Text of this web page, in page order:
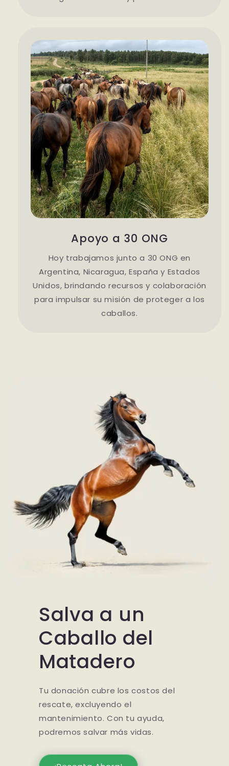
Apoyo a 30 ONG
Hoy trabajamos junto a 30 ONG en
Argentina, Nicaragua, España y Estados
Unidos, brindando recursos y colaboración
para impulsar su misión de proteger a los
caballos.
Salva a un
Caballo del
Matadero
Tu donación cubre los costos del
rescate, excluyendo el
mantenimiento. Con tu ayuda,
podremos salvar más vidas.